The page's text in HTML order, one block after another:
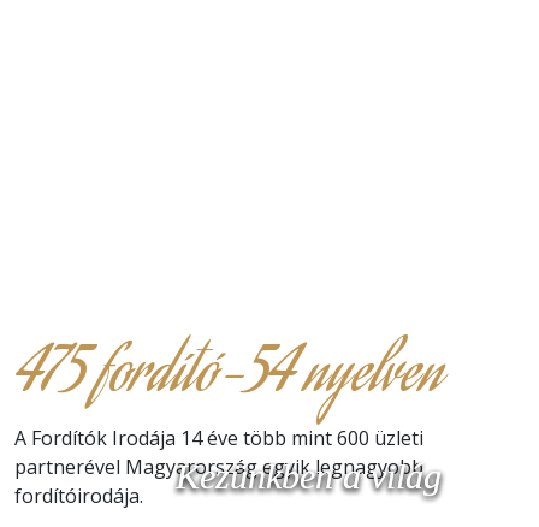
Kezünkben a világ
Kezünkben a világ
Kezünkben a világ
475 fordító-54 nyelven
A Fordítók Irodája 14 éve több mint 600 üzleti
partnerével Magyarország egyik legnagyobb
fordítóirodája.